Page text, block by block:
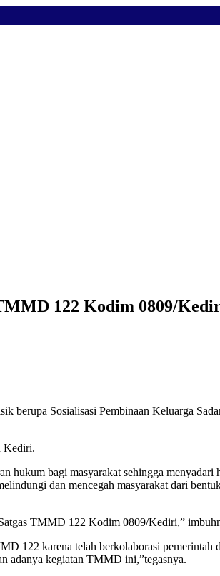
122 Kodim 0809/
berupa Sosialisasi Pembinaan Keluarga
Kediri.
bagi masyarakat sehingga menyadari
dan mencegah masyarakat dari
TMMD 122 Kodim 0809/Kediri,”
122 karena telah berkolaborasi pemerintah
adanya kegiatan TMMD ini,”tegasnya.